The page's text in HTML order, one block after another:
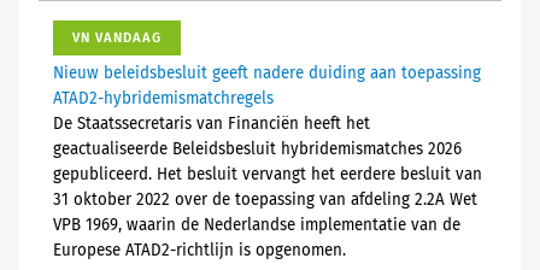
VN VANDAAG
Nieuw beleidsbesluit geeft nadere duiding aan toepassing
ATAD2-hybridemismatchregels
De Staatssecretaris van Financiën heeft het
geactualiseerde Beleidsbesluit hybridemismatches 2026
gepubliceerd. Het besluit vervangt het eerdere besluit van
31 oktober 2022 over de toepassing van afdeling 2.2A Wet
VPB 1969, waarin de Nederlandse implementatie van de
Europese ATAD2-richtlijn is opgenomen.